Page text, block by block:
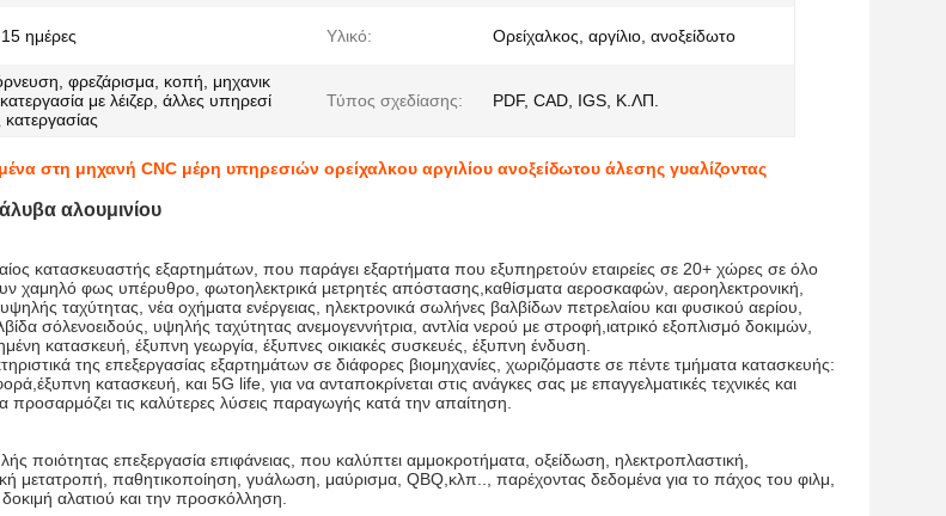
ημέρες Υλικό: Ορείχαλκος, αργίλιο, ανοξείδωτο
φρεζάρισμα, κοπή, μηχανικ
με λέιζερ, άλλες υπηρεσί
κατεργασίας
Τύπος σχεδίασης: PDF, CAD, IGS, Κ.ΛΠ.
στη μηχανή CNC μέρη υπηρεσιών ορείχαλκου αργιλίου ανοξείδωτου άλεσης γυαλίζοντας
αλουμινίου
κατασκευαστής εξαρτημάτων, που παράγει εξαρτήματα που εξυπηρετούν εταιρείες σε 20+ χώρες σε όλο
χαμηλό φως υπέρυθρο, φωτοηλεκτρικά μετρητές απόστασης,καθίσματα αεροσκαφών, αεροηλεκτρονική,
ταχύτητας, νέα οχήματα ενέργειας, ηλεκτρονικά σωλήνες βαλβίδων πετρελαίου και φυσικού αερίου,
σόλενοειδούς, υψηλής ταχύτητας ανεμογεννήτρια, αντλία νερού με στροφή,ιατρικό εξοπλισμό δοκιμών,
κατασκευή, έξυπνη γεωργία, έξυπνες οικιακές συσκευές, έξυπνη ένδυση.
της επεξεργασίας εξαρτημάτων σε διάφορες βιομηχανίες, χωριζόμαστε σε πέντε τμήματα κατασκευής:
κατασκευή, και 5G life, για να ανταποκρίνεται στις ανάγκες σας με επαγγελματικές τεχνικές και
προσαρμόζει τις καλύτερες λύσεις παραγωγής κατά την απαίτηση.
ποιότητας επεξεργασία επιφάνειας, που καλύπτει αμμοκροτήματα, οξείδωση, ηλεκτροπλαστική,
μετατροπή, παθητικοποίηση, γυάλωση, μαύρισμα, QBQ,κλπ.., παρέχοντας δεδομένα για το πάχος του φιλμ,
αλατιού και την προσκόλληση.